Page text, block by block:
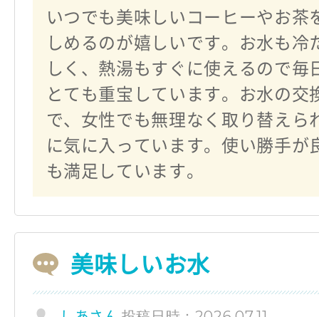
いつでも美味しいコーヒーやお茶
しめるのが嬉しいです。お水も冷
しく、熱湯もすぐに使えるので毎
とても重宝しています。お水の交
で、女性でも無理なく取り替えら
に気に入っています。使い勝手が
も満足しています。
美味しいお水